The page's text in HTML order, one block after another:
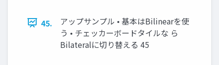
45.
アップサンプル • 基本はBilinearを使
う • チェッカーボードタイルな ら
Bilateralに切り替える 45